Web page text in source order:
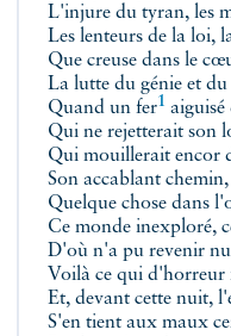
L'injure du tyran, les
Les lenteurs de la loi,
Que creuse dans le
La lutte du génie et
Quand un fer1 aiguisé
Qui ne rejetterait son
Qui mouillerait encor
Son accablant
Quelque chose dans
Ce monde inexploré,
D'où n'a pu revenir
Voilà ce qui d'horreur
Et, devant cette nuit,
S'en tient aux maux